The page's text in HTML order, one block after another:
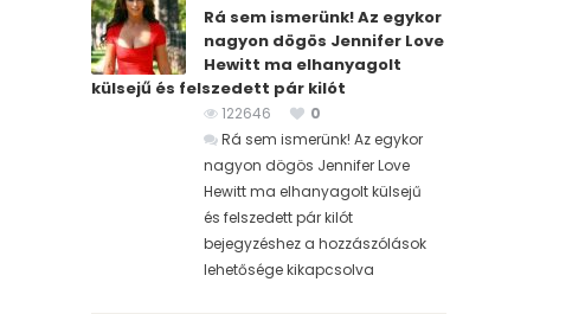
Rá sem ismerünk! Az egykor
nagyon dögös Jennifer Love
Hewitt ma elhanyagolt
külsejű és felszedett pár kilót
122646
0
Rá sem ismerünk! Az egykor
nagyon dögös Jennifer Love
Hewitt ma elhanyagolt külsejű
és felszedett pár kilót
bejegyzéshez a hozzászólások
lehetősége kikapcsolva